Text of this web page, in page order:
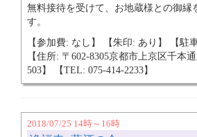
無料接待を受けて、お地蔵様との御縁
す。
【参加費: なし】 【朱印: あり】 【駐
【住所: 〒602-8305京都市上京区千本
503】 【TEL: 075-414-2233】
2018/07/25 14時～16時